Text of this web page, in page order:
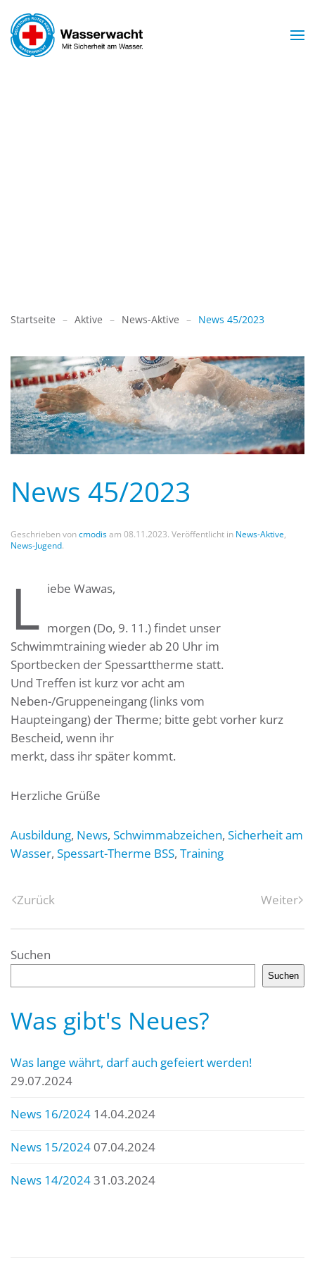
Zum Hauptinhalt springen
Startseite Aktive News-Aktive News 45/2023
News 45/2023
Geschrieben voncmodisam 08.11.2023. Veröffentlicht in News-Aktive,
News-Jugend.
L iebe Wawas,
morgen (Do, 9. 11.) findet unser
Schwimmtraining wieder ab 20 Uhr im
Sportbecken der Spessarttherme statt.
Und Treffen ist kurz vor acht am
Neben-/Gruppeneingang (links vom
Haupteingang) der Therme; bitte gebt vorher kurz
Bescheid, wenn ihr
merkt, dass ihr später kommt.
Herzliche Grüße
Ausbildung, News, Schwimmabzeichen, Sicherheit am
Wasser, Spessart-Therme BSS, Training
Zurück Weiter
Suchen
Suchen
Was gibt's Neues?
Was lange währt, darf auch gefeiert werden!
29.07.2024
News 16/2024 14.04.2024
News 15/2024 07.04.2024
News 14/202431.03.2024